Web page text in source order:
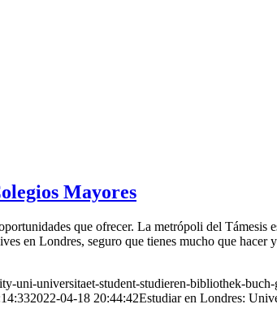
Mayores
que ofrecer. La metrópoli del Támesis
en Londres, seguro que tienes mucho que
uni-universitaet-student-studieren-bibliothek-buch-
2022-04-18 20:44:42Estudiar en Londres: